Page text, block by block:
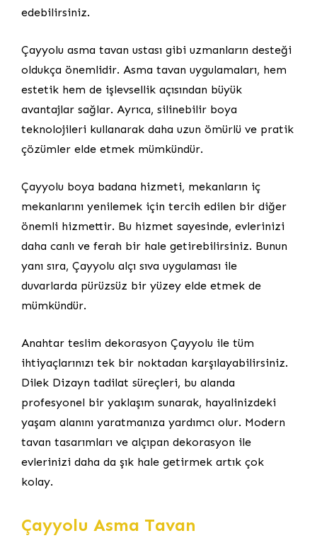
edebilirsiniz.
Çayyolu asma tavan ustası gibi uzmanların desteği
oldukça önemlidir. Asma tavan uygulamaları, hem
estetik hem de işlevsellik açısından büyük
avantajlar sağlar. Ayrıca, silinebilir boya
teknolojileri kullanarak daha uzun ömürlü ve pratik
çözümler elde etmek mümkündür.
Çayyolu boya badana hizmeti, mekanların iç
mekanlarını yenilemek için tercih edilen bir diğer
önemli hizmettir. Bu hizmet sayesinde, evlerinizi
daha canlı ve ferah bir hale getirebilirsiniz. Bunun
yanı sıra, Çayyolu alçı sıva uygulaması ile
duvarlarda pürüzsüz bir yüzey elde etmek de
mümkündür.
Anahtar teslim dekorasyon Çayyolu ile tüm
ihtiyaçlarınızı tek bir noktadan karşılayabilirsiniz.
Dilek Dizayn tadilat süreçleri, bu alanda
profesyonel bir yaklaşım sunarak, hayalinizdeki
yaşam alanını yaratmanıza yardımcı olur. Modern
tavan tasarımları ve alçıpan dekorasyon ile
evlerinizi daha da şık hale getirmek artık çok
kolay.
Çayyolu Asma Tavan